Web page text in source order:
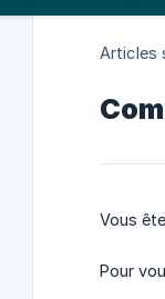
Articles
Vous
Pour